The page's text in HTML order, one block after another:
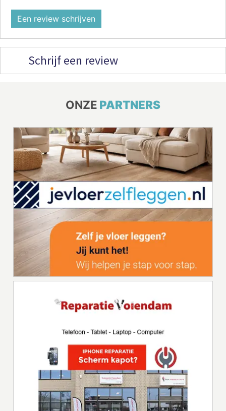
Een review schrijven
Schrijf een review
ONZE PARTNERS